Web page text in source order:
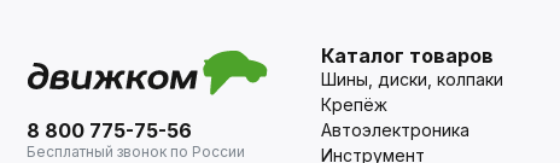
8 800 775-75-56
Бесплатный звонок по России
Каталог товаров
Шины, диски, колпаки
Крепёж
Автоэлектроника
Инструмент